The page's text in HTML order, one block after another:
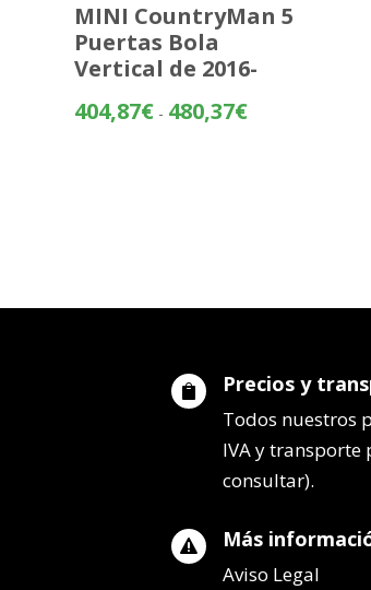
MINI CountryMan 5
Puertas Bola
Vertical de 2016-
404,87€ - 480,37€Rango
 Precios y
Todos nuestros
IVA y transporte
consultar).
 Más
Aviso Legal